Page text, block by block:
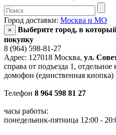
Город доставки: Москва и МО
×
Выберите город, в
покупку
8 (964) 598-81-27
Адрес: 127018 Москва, ул.
справа от подъезда 1,
домофон (единственная кнопка)
Телефон 8 964 598 81 27
часы работы:
понедельник-пятница 12:00 -